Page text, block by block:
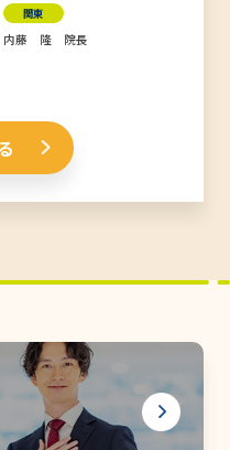
関東
内藤 隆 院長